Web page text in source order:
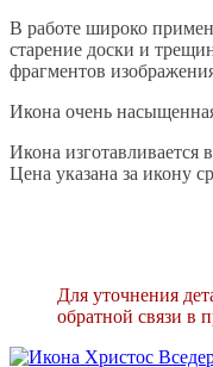
В работе широко
старение доски и
фрагментов
Икона очень
Икона изготавливается
Цена указана за икону
Для уточнения
обратной связи в